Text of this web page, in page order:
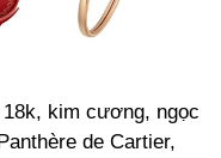
kim cương, ngọc
de Cartier,